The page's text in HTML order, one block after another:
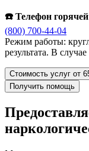
☎️ Телефон горячей
(800) 700-44-04
Режим работы:
результата. В
Стоимость услуг от
Получить помощь